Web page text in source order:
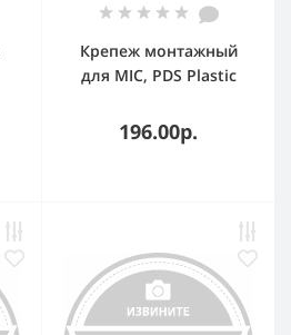
Крепеж монтажный
для MIC, PDS Plastic
196.00р.